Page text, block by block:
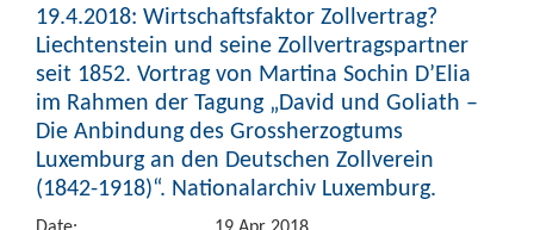
19.4.2018: Wirtschaftsfaktor Zollvertrag?
Liechtenstein und seine Zollvertragspartner
seit 1852. Vortrag von Martina Sochin D’Elia
im Rahmen der Tagung „David und Goliath –
Die Anbindung des Grossherzogtums
Luxemburg an den Deutschen Zollverein
(1842-1918)“. Nationalarchiv Luxemburg.